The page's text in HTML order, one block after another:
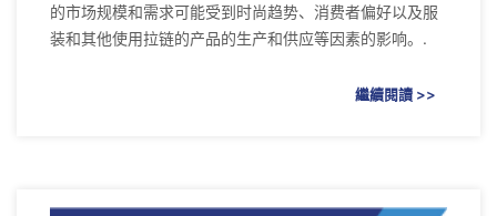
的市场规模和需求可能受到时尚趋势、消费者偏好以及服
装和其他使用拉链的产品的生产和供应等因素的影响。.
繼續閱讀 >>